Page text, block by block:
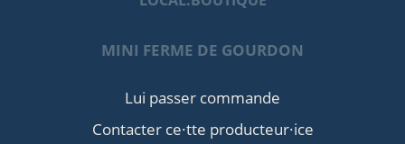
MINI FERME DE GOURDON
Lui passer commande
Contacter ce·tte producteur·ice